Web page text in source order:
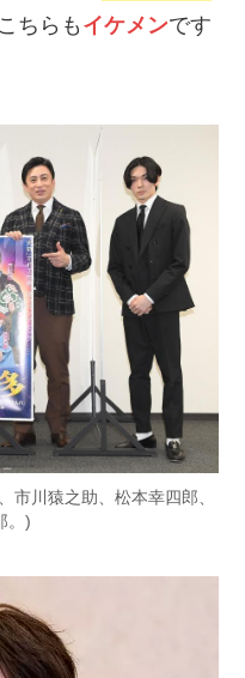
ちらもイケメンです
市川猿之助、松本幸四郎、
。)